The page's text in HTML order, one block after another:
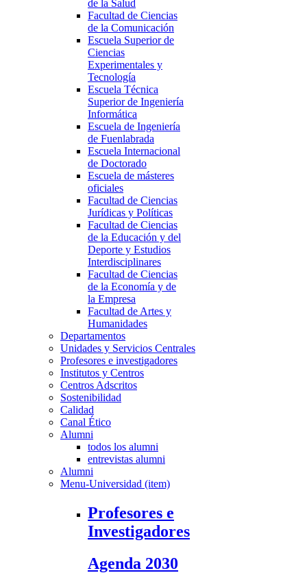
de la Salud
Facultad de Ciencias
de la Comunicación
Escuela Superior de
Ciencias
Experimentales y
Tecnología
Escuela Técnica
Superior de Ingeniería
Informática
Escuela de Ingeniería
de Fuenlabrada
Escuela Internacional
de Doctorado
Escuela de másteres
oficiales
Facultad de Ciencias
Jurídicas y Políticas
Facultad de Ciencias
de la Educación y del
Deporte y Estudios
Interdisciplinares
Facultad de Ciencias
de la Economía y de
la Empresa
Facultad de Artes y
Humanidades
Departamentos
Unidades y Servicios Centrales
Profesores e investigadores
Institutos y Centros
Centros Adscritos
Sostenibilidad
Calidad
Canal Ético
Alumni
todos los alumni
entrevistas alumni
Alumni
Menu-Universidad (item)
Profesores e
Investigadores
Agenda 2030